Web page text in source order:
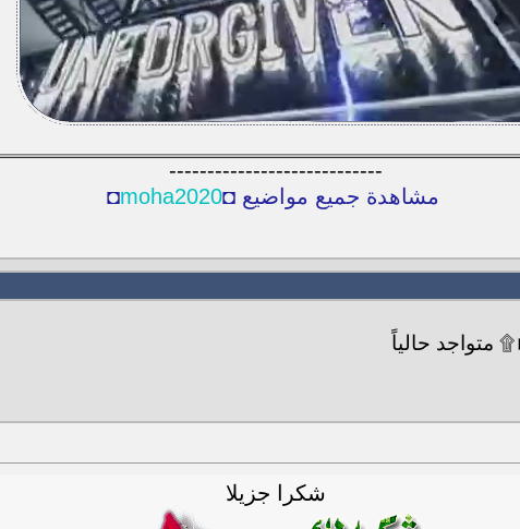
----------------------------
مشاهدة جميع مواضيع ◘moha2020
◘
شكرا جزيلا